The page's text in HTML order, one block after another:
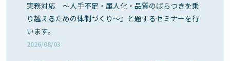
実務対応 ～人手不足・属人化・品質のばらつきを乗
り越えるための体制づくり～』と題するセミナーを行
います。
2026/08/03